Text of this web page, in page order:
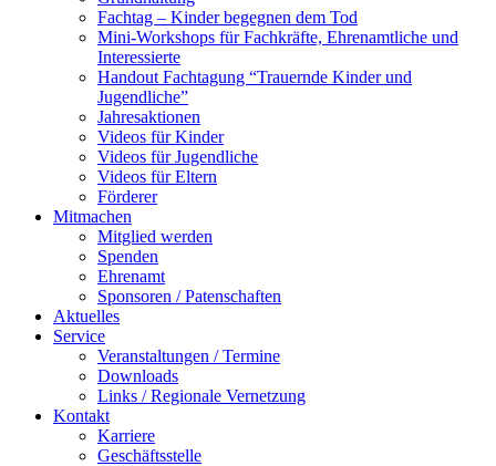
Fachtag – Kinder begegnen dem Tod
Mini-Workshops für Fachkräfte, Ehrenamtliche und
Interessierte
Handout Fachtagung “Trauernde Kinder und
Jugendliche”
Jahresaktionen
Videos für Kinder
Videos für Jugendliche
Videos für Eltern
Förderer
Mitmachen
Mitglied werden
Spenden
Ehrenamt
Sponsoren / Patenschaften
Aktuelles
Service
Veranstaltungen / Termine
Downloads
Links / Regionale Vernetzung
Kontakt
Karriere
Geschäftsstelle